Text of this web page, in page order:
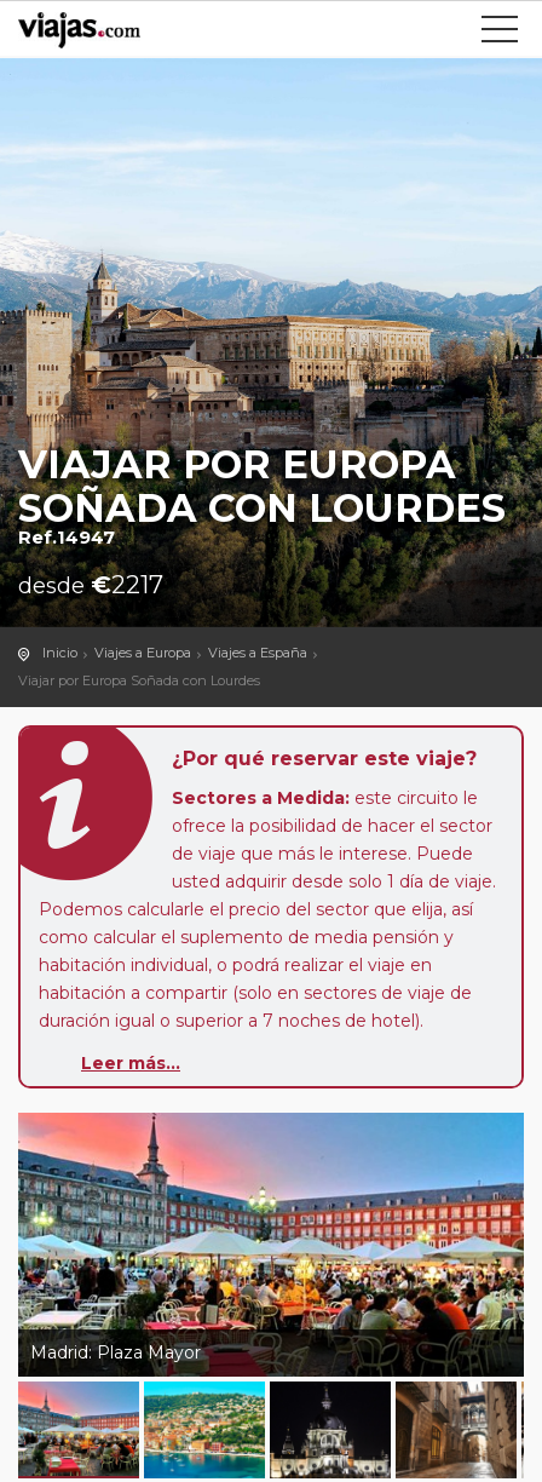
VIAJAR POR EUROPA
SOÑADA CON LOURDES
Ref.14947
desde€2217
Inicio Viajes a Europa
Viajes a España
Viajar por Europa Soñada con Lourdes
¿Por qué reservar este viaje?
Sectores a Medida: este circuito le
ofrece la posibilidad de hacer el sector
de viaje que más le interese. Puede
usted adquirir desde solo 1 día de viaje.
Podemos calcularle el precio del sector que elija, así
como calcular el suplemento de media pensión y
habitación individual, o podrá realizar el viaje en
habitación a compartir (solo en sectores de viaje de
duración igual o superior a 7 noches de hotel).
Paradas en Ruta:
su viaje, en la ciudad que desee por período de 1, 3, 4 o
7 noches según circuito y fechas de salida. Es
fundamental que el circuito tenga salida posterior a la
fecha escogida y permita la salida deseada. El
suplemento por parada efectuada es de 40 Euros/52
Dólares por persona. Si la parada se realiza para tomar
otro circuito del mismo proveedor no se abonará este
suplemento.
Pasajero Club:este circuito, en cualquier época del
año, ofrece a los pasajeros que ya hayan viajado con
nosotros en los últimos 3 años y que pertenezcan a
nuestro Club de Pasajeros (cuya obtención se realiza
Leer más...
Madrid: Plaza Mayor